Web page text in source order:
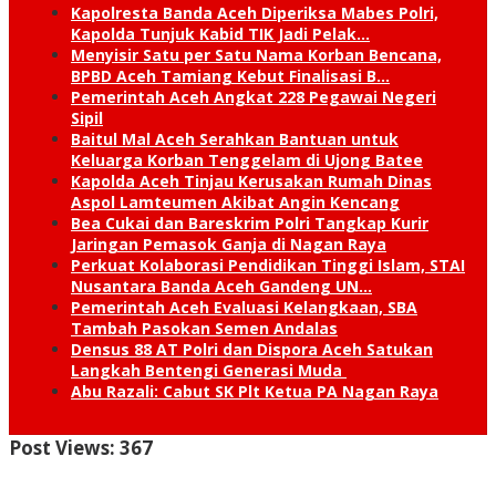
Kapolresta Banda Aceh Diperiksa Mabes Polri,
Kapolda Tunjuk Kabid TIK Jadi Pelak…
Menyisir Satu per Satu Nama Korban Bencana,
BPBD Aceh Tamiang Kebut Finalisasi B…
Pemerintah Aceh Angkat 228 Pegawai Negeri
Sipil
Baitul Mal Aceh Serahkan Bantuan untuk
Keluarga Korban Tenggelam di Ujong Batee
Kapolda Aceh Tinjau Kerusakan Rumah Dinas
Aspol Lamteumen Akibat Angin Kencang
Bea Cukai dan Bareskrim Polri Tangkap Kurir
Jaringan Pemasok Ganja di Nagan Raya
Perkuat Kolaborasi Pendidikan Tinggi Islam, STAI
Nusantara Banda Aceh Gandeng UN…
Pemerintah Aceh Evaluasi Kelangkaan, SBA
Tambah Pasokan Semen Andalas
Densus 88 AT Polri dan Dispora Aceh Satukan
Langkah Bentengi Generasi Muda
Abu Razali: Cabut SK Plt Ketua PA Nagan Raya
Post Views: 367